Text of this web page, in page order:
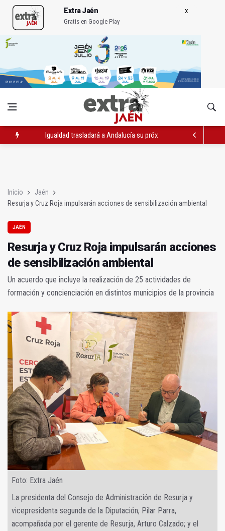
Extra Jaén
Gratis en Google Play
Igualdad trasladará a Andalucía su próximo comité de crisis
Inicio
Jaén
Resurja y Cruz Roja impulsarán acciones de sensibilización ambiental
JAÉN
Resurja y Cruz Roja impulsarán acciones
de sensibilización ambiental
Un acuerdo que incluye la realización de 25 actividades de
formación y concienciación en distintos municipios de la provincia
Foto: Extra Jaén
La presidenta del Consejo de Administración de Resurja y
vicepresidenta segunda de la Diputación, Pilar Parra,
acompañada por el gerente de Resurja, Arturo Calzado; y el